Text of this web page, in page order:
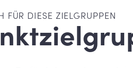
FÜR DIESE ZIELGRUPPEN